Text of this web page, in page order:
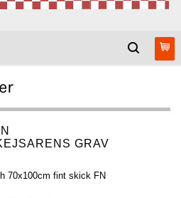
GRAV
70x100cm fint skick FN